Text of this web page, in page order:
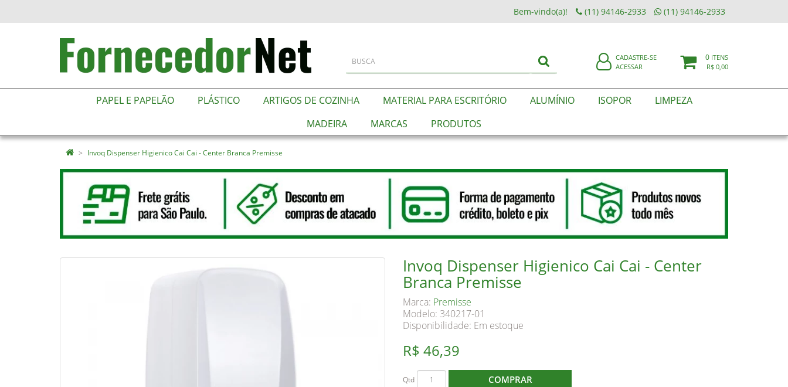
Bem-vindo(a)! (11) 94146-2933 (11) 94146-2933
CADASTRE-SE
ACESSAR
0 ITENS
R$ 0,00
PAPEL E PAPELÃO PLÁSTICO ARTIGOS DE COZINHA MATERIAL PARA ESCRITÓRIO ALUMÍNIO ISOPOR
LIMPEZA
MADEIRA
MARCAS PRODUTOS
Invoq Dispenser Higienico Cai Cai - Center Branca Premisse
Invoq Dispenser Higienico Cai Cai - Center
Branca Premisse
Marca: Premisse
Modelo: 340217-01
Disponibilidade: Em estoque
R$ 46,39
Qtd COMPRAR